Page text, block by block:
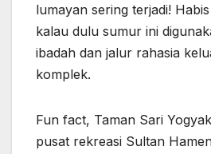
lumayan sering terjadi!
kalau dulu sumur ini
ibadah dan jalur rahasia
komplek.
Fun fact, Taman Sari
pusat rekreasi Sultan